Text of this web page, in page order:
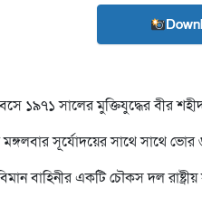
১৯৭১ সালের মুক্তিযুদ্ধের বীর
সূর্যোদয়ের সাথে সাথে
বাহিনীর একটি চৌকস দল